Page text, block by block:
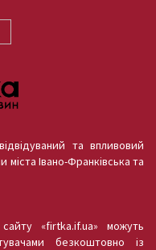
та впливовий
міста Івано-Франківська та
«firtka.if.ua» можуть
безкоштовно із